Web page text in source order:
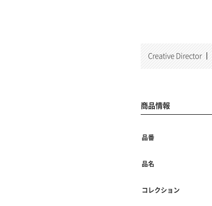
Creative Director
商品情報
品番
品名
コレクション